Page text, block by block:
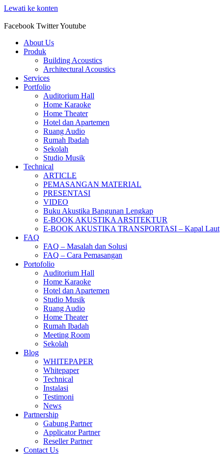
Lewati ke konten
Facebook TwitterYoutube
About Us
Produk
Building Acoustics
Architectural Acoustics
Services
Portfolio
Auditorium Hall
Home Karaoke
Home Theater
Hotel dan Apartemen
Ruang Audio
Rumah Ibadah
Sekolah
Studio Musik
Technical
ARTICLE
PEMASANGAN MATERIAL
PRESENTASI
VIDEO
Buku Akustika Bangunan Lengkap
E-BOOK AKUSTIKA ARSITEKTUR
E-BOOK AKUSTIKA TRANSPORTASI – Kapal Laut
FAQ
FAQ – Masalah dan Solusi
FAQ – Cara Pemasangan
Portofolio
Auditorium Hall
Home Karaoke
Hotel dan Apartemen
Studio Musik
Ruang Audio
Home Theater
Rumah Ibadah
Meeting Room
Sekolah
Blog
WHITEPAPER
Whitepaper
Technical
Instalasi
Testimoni
News
Partnership
Gabung Partner
Applicator Partner
Reseller Partner
Contact Us